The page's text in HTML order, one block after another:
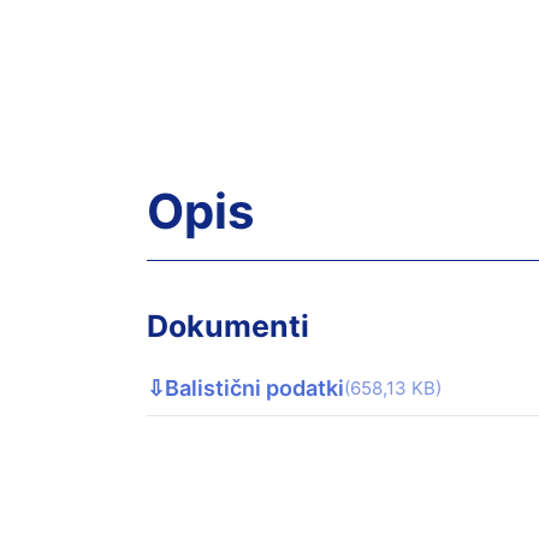
Opis
Dokumenti
⇩Balistični podatki(658,13 KB)